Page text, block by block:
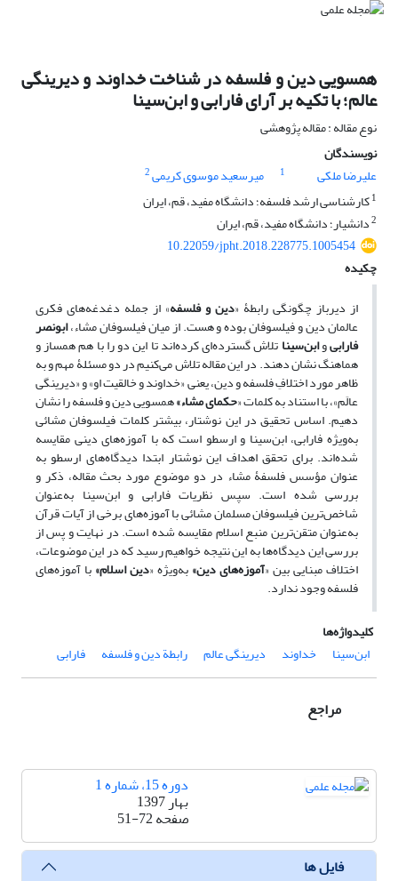
همسویی دین و فلسفه در شناخت خداوند و دیرینگی
عالم؛ با تکیه بر آرای فارابی و ابن‌سینا
نوع مقاله : مقاله پژوهشی
نویسندگان
علیرضا ملکی
1 میرسعید موسوی کریمی2
1کارشناسی ارشد فلسفه؛ دانشگاه مفید، قم، ایران
2دانشیار؛ دانشگاه مفید، قم، ایران
10.22059/jpht.2018.228775.1005454
چکیده
از دیرباز چگونگی رابطۀ «دین و فلسفه» از جمله دغدغه‌های فکری
عالمان دین و فیلسوفان بوده و هست. از میان فیلسوفان مشاء،ابونصر
فارابیوابن‌سیناتلاش گسترده‌ای کرده‌اند تا این دو را با هم همساز و
هماهنگ نشان دهند. در این مقاله تلاش می‌کنیم در دو مسئلۀ مهم و به
ظاهر مورد اختلافِ فلسفه و دین، یعنی «خداوند و خالقیت او» و «دیرینگی
عالَم»، با استناد به کلمات «حکمای مشاء»همسویی دین و فلسفه را نشان
دهیم. اساس تحقیق در این نوشتار، بیشتر کلمات فیلسوفان مشائی
به‌ویژه فارابی، ابن‌سینا و ارسطو است که با آموزه‌های دینی مقایسه
شده‌اند. برای تحقق اهداف این نوشتار ابتدا دیدگاه‌های ارسطو به
عنوان مؤسس فلسفۀ مشاء در دو موضوع مورد بحث مقاله، ذکر و
بررسی شده است. سپس نظریات فارابی و ابن‌سینا به‌عنوان
شاخص‌ترین فیلسوفان مسلمان مشائی با آموزه‌های برخی از آیات قرآن
به‌عنوان متقن‌ترین منبع اسلام مقایسه شده است. در نهایت و پس از
بررسی این دیدگاه‌ها به این نتیجه خواهیم رسید که در این موضوعات،
اختلاف مبنایی بین «آموزه‌های دین»به‌ویژه «دین اسلام»با آموزه‌های
فلسفه وجود ندارد.
کلیدواژه‌ها
ابن‌سینا
خداوند دیرینگی عالم رابطة دین و فلسفه فارابی
مراجع
دوره 15، شماره 1
بهار 1397
صفحه51-72
فایل ها